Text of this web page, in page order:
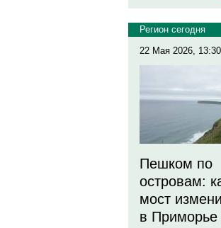
Регион сегодня
22 Мая 2026, 13:30
Пешком по
островам:
мост
в Приморье